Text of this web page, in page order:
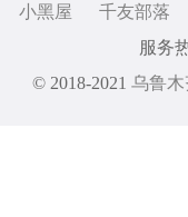
小黑屋
千友部落
服务
© 2018-2021 乌鲁